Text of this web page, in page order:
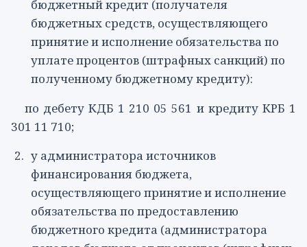
бюджетный кредит (получателя
бюджетных средств, осуществляющего
принятие и исполнение обязательства по
уплате процентов (штрафных санкций) по
полученному бюджетному кредиту):
по дебету КДБ 1 210 05 561 и кредиту КРБ 1
301 11 710;
у администратора источников
финансирования бюджета,
осуществляющего принятие и исполнение
обязательства по предоставлению
бюджетного кредита (администратора